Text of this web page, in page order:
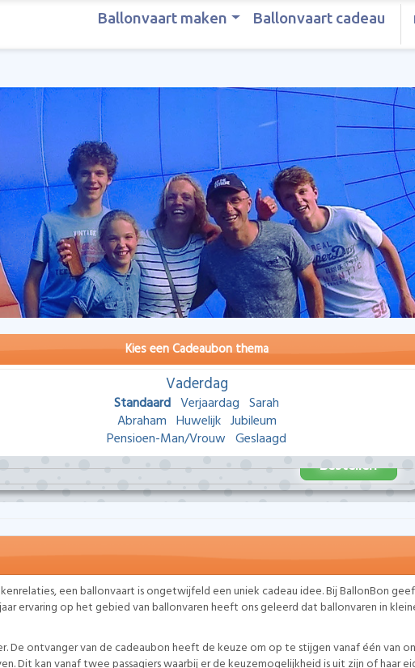
Ballonvaart maken Ballonvaart cadeau
Kies een Cadeaubon thema
Vaderdag
Standaard Verjaardag Sarah
Abraham Huwelijk Jubileum
Pensioen-Man/Vrouw Geslaagd
Bestellen
een ballonvaart is ongetwijfeld een uniek cadeau idee. Bij BallonBon
ervaring op het gebied van ballonvaren heeft ons geleerd dat ballonvaren in
De ontvanger van de cadeaubon heeft de keuze om op te stijgen vanaf één van